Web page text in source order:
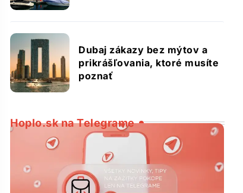
Dubaj zákazy bez mýtov a
prikrášľovania, ktoré musíte
poznať
Hoplo.sk na Telegrame